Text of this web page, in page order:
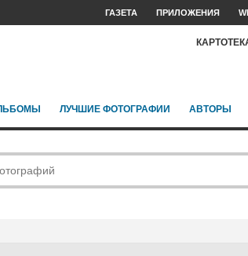
ГАЗЕТА ПРИЛОЖЕНИЯ
ЛУЧШИЕ ФОТОГРАФИИ АВТОРЫ